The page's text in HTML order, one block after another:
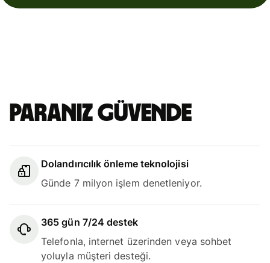
Paranız güvende
Dolandırıcılık önleme teknolojisi
Günde 7 milyon işlem denetleniyor.
365 gün 7/24 destek
Telefonla, internet üzerinden veya sohbet
yoluyla müşteri desteği.